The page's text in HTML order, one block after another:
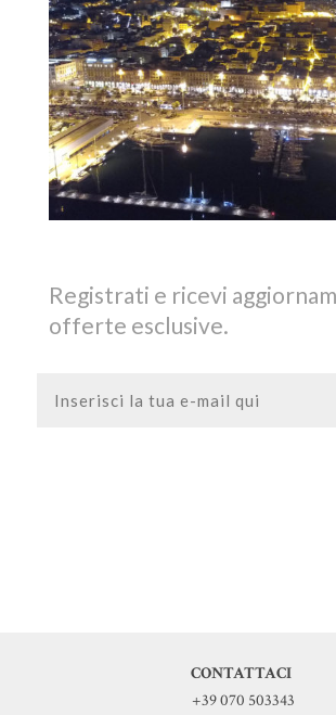
Registrati e ricevi
offerte esclusive.
CONTATTACI
+39 070 503343